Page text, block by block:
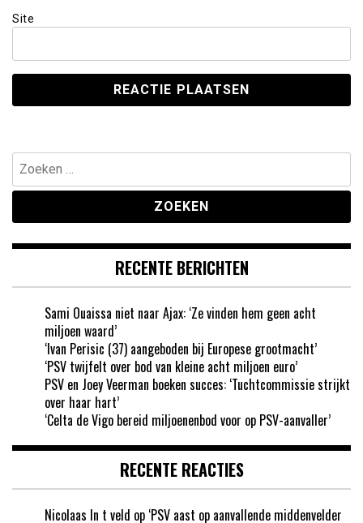
Site
Zoeken
naar:
RECENTE BERICHTEN
Sami Ouaissa niet naar Ajax: ‘Ze vinden hem geen acht
miljoen waard’
‘Ivan Perisic (37) aangeboden bij Europese grootmacht’
‘PSV twijfelt over bod van kleine acht miljoen euro’
PSV en Joey Veerman boeken succes: ‘Tuchtcommissie strijkt
over haar hart’
‘Celta de Vigo bereid miljoenenbod voor op PSV-aanvaller’
RECENTE REACTIES
Nicolaas In t veld op ‘PSV aast op aanvallende middenvelder